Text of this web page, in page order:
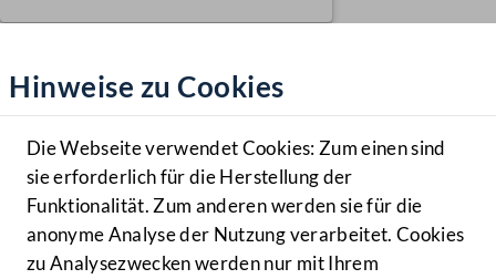
Hilfe
Benutzer
Navigationsmenü öffnen
MENÜ
Hinweise zu Cookies
Die Webseite verwendet Cookies: Zum einen sind
sie erforderlich für die Herstellung der
Funktionalität. Zum anderen werden sie für die
anonyme Analyse der Nutzung verarbeitet. Cookies
zu Analysezwecken werden nur mit Ihrem